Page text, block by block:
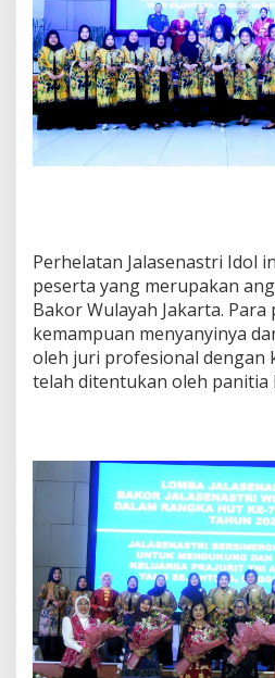
Perhelatan Jalasenastri Idol
peserta yang merupakan
Bakor Wulayah Jakarta.
kemampuan menyanyinya
oleh juri profesional dengan
telah ditentukan oleh panitia